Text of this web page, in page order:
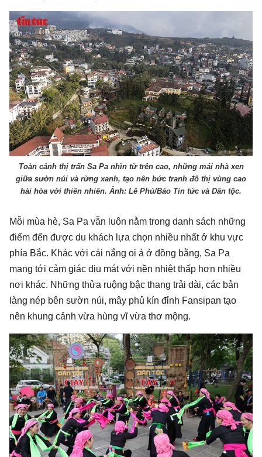
Toàn cảnh thị trấn Sa Pa nhìn từ trên cao, những mái nhà xen
giữa sườn núi và rừng xanh, tạo nên bức tranh đô thị vùng cao
hài hòa với thiên nhiên. Ảnh: Lê Phú/Báo Tin tức và Dân tộc.
Mỗi mùa hè, Sa Pa vẫn luôn nằm trong danh sách những
điểm đến được du khách lựa chọn nhiều nhất ở khu vực
phía Bắc. Khác với cái nắng oi ả ở đồng bằng, Sa Pa
mang tới cảm giác dịu mát với nền nhiệt thấp hơn nhiều
nơi khác. Những thửa ruộng bậc thang trải dài, các bản
làng nép bên sườn núi, mây phủ kín đỉnh Fansipan tạo
nên khung cảnh vừa hùng vĩ vừa thơ mộng.